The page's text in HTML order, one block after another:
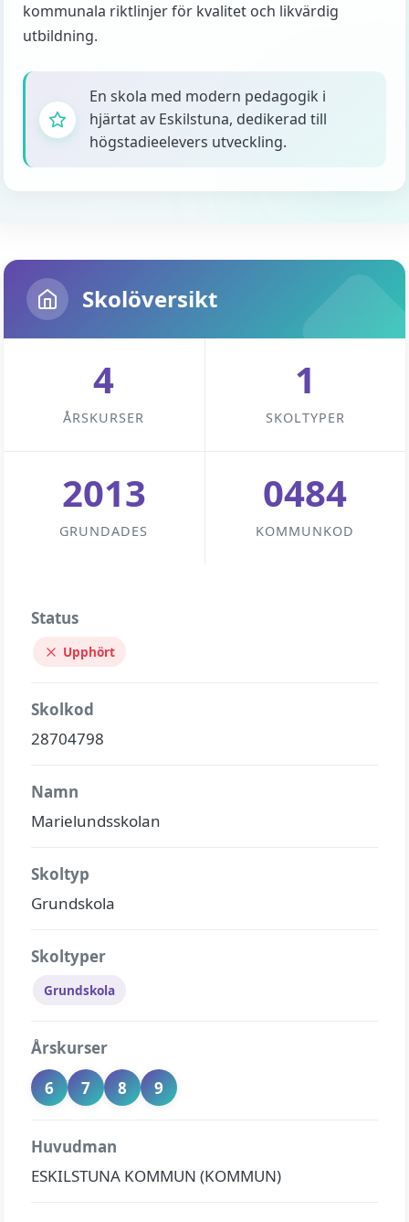
kommunala riktlinjer för kvalitet och likvärdig
utbildning.
En skola med modern pedagogik i
hjärtat av Eskilstuna, dedikerad till
högstadieelevers utveckling.
Skolöversikt
4
ÅRSKURSER
1
SKOLTYPER
2013
GRUNDADES
0484
KOMMUNKOD
Status
Upphört
Skolkod
28704798
Namn
Marielundsskolan
Skoltyp
Grundskola
Skoltyper
Grundskola
Årskurser
6
7 8 9
Huvudman
ESKILSTUNA KOMMUN (KOMMUN)